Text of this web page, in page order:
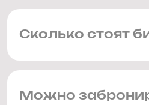
Сколько стоят
Можно